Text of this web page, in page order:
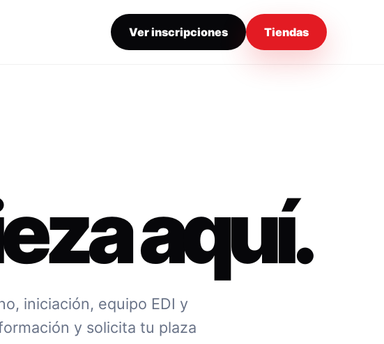
Ver inscripciones Tiendas
aquí.
iniciación, equipo EDI y
y solicita tu plaza